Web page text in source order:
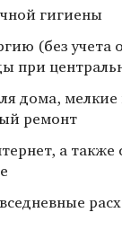
гигиены
(без учета
при
дома, мелкие
ремонт
а также